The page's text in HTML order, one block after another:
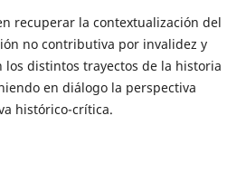
recuperar la contextualización del
no contributiva por invalidez y
distintos trayectos de la historia
en diálogo la perspectiva
histórico-crítica.